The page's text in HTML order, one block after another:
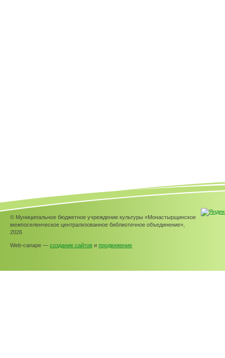
© Муниципальное бюджетное учреждение культуры «Монастырщинское
межпоселенческое централизованное библиотечное объединение»,
2026
Web-canape — создание сайтов и продвижение